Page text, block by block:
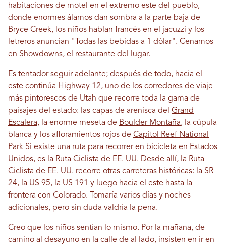
habitaciones de motel en el extremo este del pueblo,
donde enormes álamos dan sombra a la parte baja de
Bryce Creek, los niños hablan francés en el jacuzzi y los
letreros anuncian "Todas las bebidas a 1 dólar". Cenamos
en Showdowns, el restaurante del lugar.
Es tentador seguir adelante; después de todo, hacia el
este continúa Highway 12, uno de los corredores de viaje
más pintorescos de Utah que recorre toda la gama de
paisajes del estado: las capas de arenisca del Grand
Escalera, la enorme meseta de Boulder Montaña, la cúpula
blanca y los afloramientos rojos de Capitol Reef National
Park Si existe una ruta para recorrer en bicicleta en Estados
Unidos, es la Ruta Ciclista de EE. UU. Desde allí, la Ruta
Ciclista de EE. UU. recorre otras carreteras históricas: la SR
24, la US 95, la US 191 y luego hacia el este hasta la
frontera con Colorado. Tomaría varios días y noches
adicionales, pero sin duda valdría la pena.
Creo que los niños sentían lo mismo. Por la mañana, de
camino al desayuno en la calle de al lado, insisten en ir en